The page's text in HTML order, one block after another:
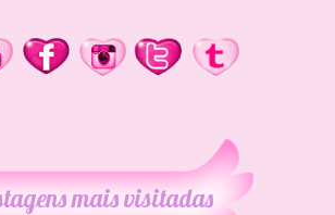
mais visitadas